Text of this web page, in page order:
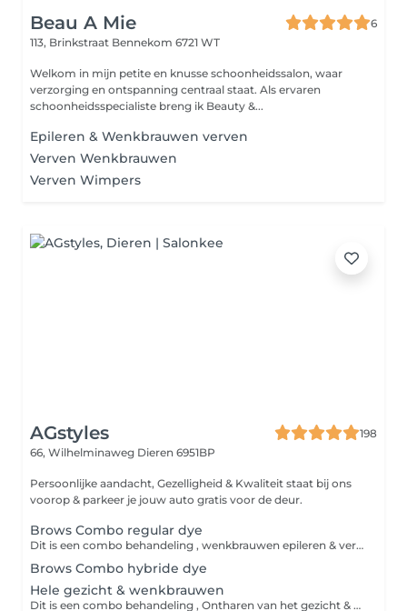
Beau A Mie
6
113, Brinkstraat Bennekom 6721 WT
Welkom in mijn petite en knusse schoonheidssalon, waar
verzorging en ontspanning centraal staat. Als ervaren
schoonheidsspecialiste breng ik Beauty &...
Epileren & Wenkbrauwen verven
Verven Wenkbrauwen
Verven Wimpers
AGstyles
198
66, Wilhelminaweg Dieren 6951BP
Persoonlijke aandacht, Gezelligheid & Kwaliteit staat bij ons
voorop & parkeer je jouw auto gratis voor de deur.
Brows Combo regular dye
Dit is een combo behandeling , wenkbrauwen epileren & verven. Bij deze behandeling ontharen we de ongewenste haartjes bij de wenkbrauwen met touw en pincet. Ook worden je wenkbrauwen in vorm gebracht die het beste bij jouw gezicht past en/of die je graag wilt. Daarna worden ze geverfd met regular verf in een kleur na keuze en/of die het beste bij jouw past.
Brows Combo hybride dye
Hele gezicht & wenkbrauwen
Dit is een combo behandeling , Ontharen van het gezicht & wenkbrauwen epileren. De haren van het gezicht worden met touw verwijderd zodat ook alle donsharen worden mee verwijderd voor een glad resultaat van het gezicht. Daarna ontharen we de ongewenste haartjes bij de wenkbrauwen met touw en pincet. Ook worden je wenkbrauwen in vorm gebracht die het beste bij jouw gezicht past en/of die je graag wilt.